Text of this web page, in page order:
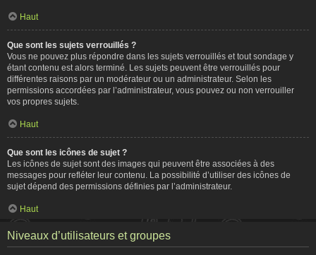
Haut
Que sont les sujets verrouillés ?
Vous ne pouvez plus répondre dans les sujets verrouillés et tout sondage y
étant contenu est alors terminé. Les sujets peuvent être verrouillés pour
différentes raisons par un modérateur ou un administrateur. Selon les
permissions accordées par l’administrateur, vous pouvez ou non verrouiller
vos propres sujets.
Haut
Que sont les icônes de sujet ?
Les icônes de sujet sont des images qui peuvent être associées à des
messages pour refléter leur contenu. La possibilité d’utiliser des icônes de
sujet dépend des permissions définies par l’administrateur.
Haut
Niveaux d’utilisateurs et groupes